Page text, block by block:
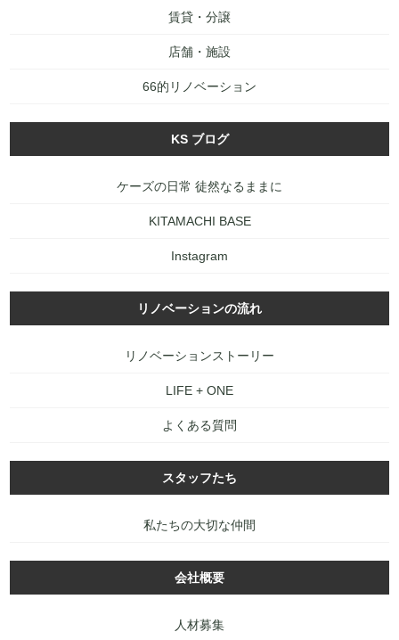
賃貸・分譲
店舗・施設
66的リノベーション
KS ブログ
ケーズの日常 徒然なるままに
KITAMACHI BASE
Instagram
リノベーションの流れ
リノベーションストーリー
LIFE + ONE
よくある質問
スタッフたち
私たちの大切な仲間
会社概要
人材募集